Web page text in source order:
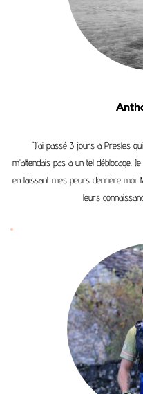
"J’ai passé 3 jours à Presles
m’attendais pas à un tel déblocage.
en laissant mes peurs derrière moi.
leurs